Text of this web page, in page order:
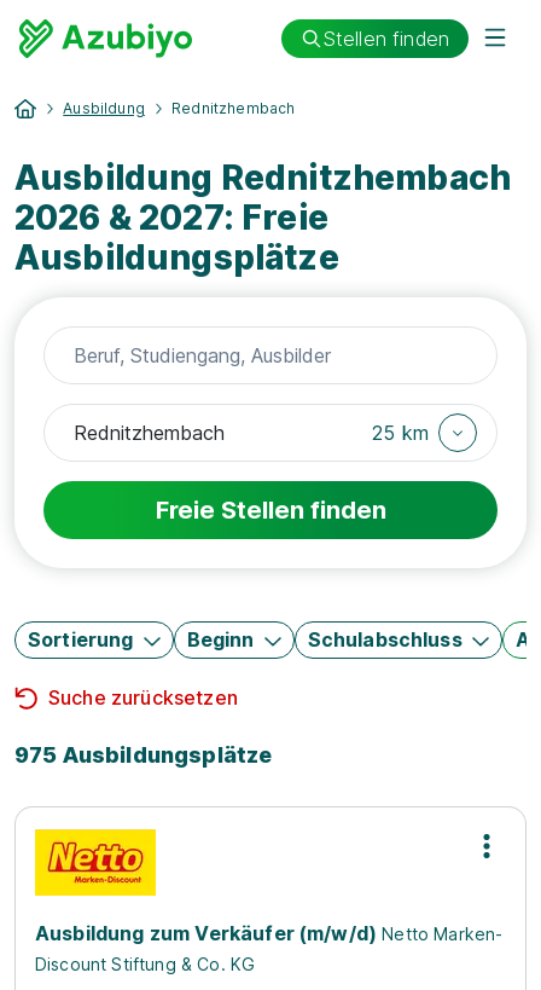
Stellen finden
Ausbildung Rednitzhembach
Ausbildung Rednitzhembach
2026 & 2027: Freie
Ausbildungsplätze
25 km
Freie Stellen finden
Sortierung Beginn Schulabschluss
Suche zurücksetzen
975 Ausbildungsplätze
Ausbildung zum Verkäufer (m/w/d) Netto Marken-
Discount Stiftung & Co. KG